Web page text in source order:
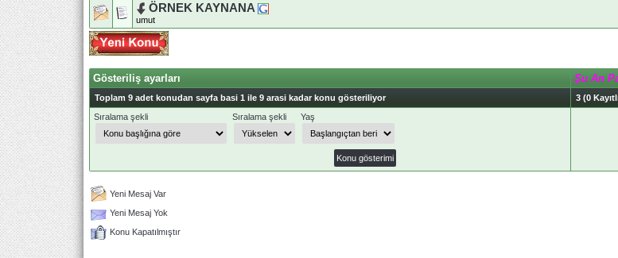
ÖRNEK KAYNANA
umut
Gösteriliş ayarları Şu An
Toplam 9 adet konudan sayfa basi 1 ile 9 arasi kadar konu gösteriliyor 3 (0
Sıralama şekli
Sıralama şekli Yaş
Yeni Mesaj Var
Yeni Mesaj Yok
Konu Kapatılmıştır